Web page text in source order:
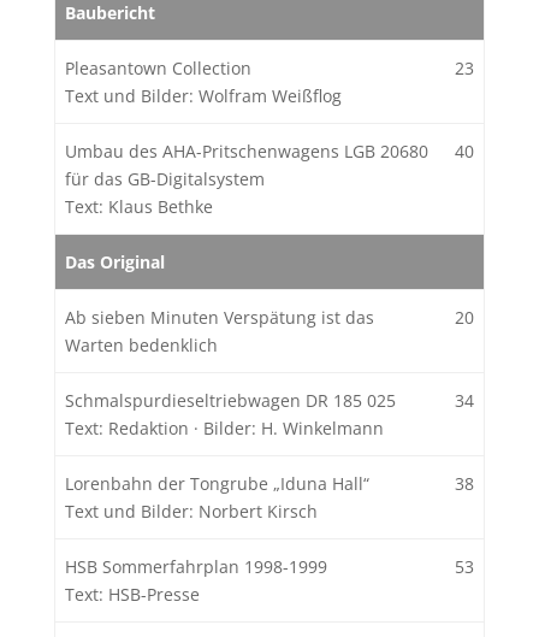
Baubericht
Pleasantown Collection
Text und Bilder: Wolfram Weißflog
23
Umbau des AHA-Pritschenwagens LGB 20680
für das GB-Digitalsystem
Text: Klaus Bethke
40
Das Original
Ab sieben Minuten Verspätung ist das
Warten bedenklich
20
Schmalspurdieseltriebwagen DR 185 025
Text: Redaktion · Bilder: H. Winkelmann
34
Lorenbahn der Tongrube „Iduna Hall“
Text und Bilder: Norbert Kirsch
38
HSB Sommerfahrplan 1998-1999
Text: HSB-Presse
53